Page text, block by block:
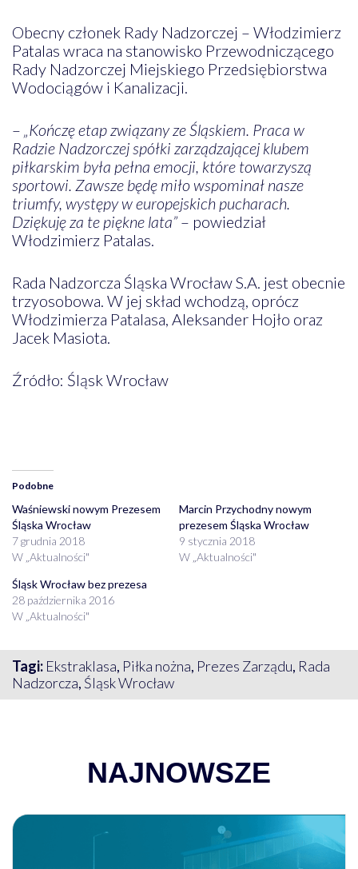
Obecny członek Rady Nadzorczej – Włodzimierz
Patalas wraca na stanowisko Przewodniczącego
Rady Nadzorczej Miejskiego Przedsiębiorstwa
Wodociągów i Kanalizacji.
– „Kończę etap związany ze Śląskiem. Praca w
Radzie Nadzorczej spółki zarządzającej klubem
piłkarskim była pełna emocji, które towarzyszą
sportowi. Zawsze będę miło wspominał nasze
triumfy, występy w europejskich pucharach.
Dziękuję za te piękne lata”– powiedział
Włodzimierz Patalas.
Rada Nadzorcza Śląska Wrocław S.A. jest obecnie
trzyosobowa. W jej skład wchodzą, oprócz
Włodzimierza Patalasa, Aleksander Hojło oraz
Jacek Masiota.
Źródło: Śląsk Wrocław
Podobne
Waśniewski nowym Prezesem
Śląska Wrocław
7 grudnia 2018
W „Aktualności"
Marcin Przychodny nowym
prezesem Śląska Wrocław
9 stycznia 2018
W „Aktualności"
Śląsk Wrocław bez prezesa
28 października 2016
W „Aktualności"
Tagi: Ekstraklasa, Piłka nożna, Prezes Zarządu, Rada
Nadzorcza, Śląsk Wrocław
NAJNOWSZE